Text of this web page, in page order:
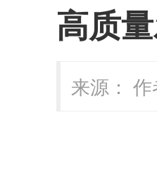
高质
来源：